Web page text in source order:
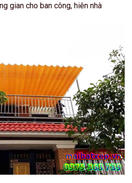
gian cho ban công, hiên nhà